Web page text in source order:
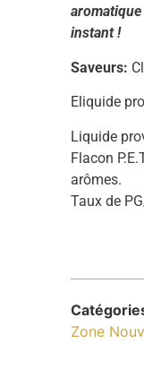
instant !
Saveurs:
Eliquide
Liquide
Flacon
arômes.
Taux de
Zone